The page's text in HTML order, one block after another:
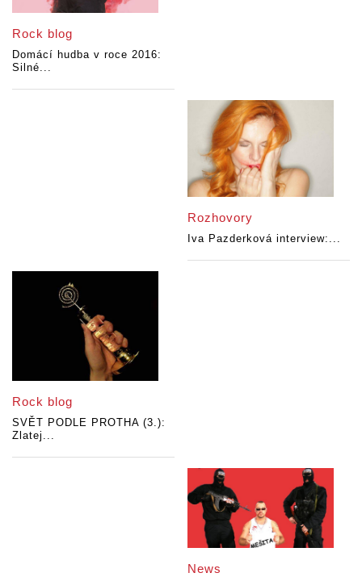
Rock blog
Domácí hudba v roce 2016:
Silné...
Rozhovory
Iva Pazderková interview:...
Rock blog
SVĚT PODLE PROTHA (3.):
Zlatej...
News